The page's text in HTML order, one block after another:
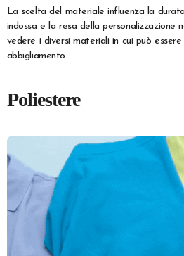
La scelta del materiale influenza la
indossa e la resa della personalizzazione
vedere i diversi materiali in cui può
abbigliamento.
Poliestere